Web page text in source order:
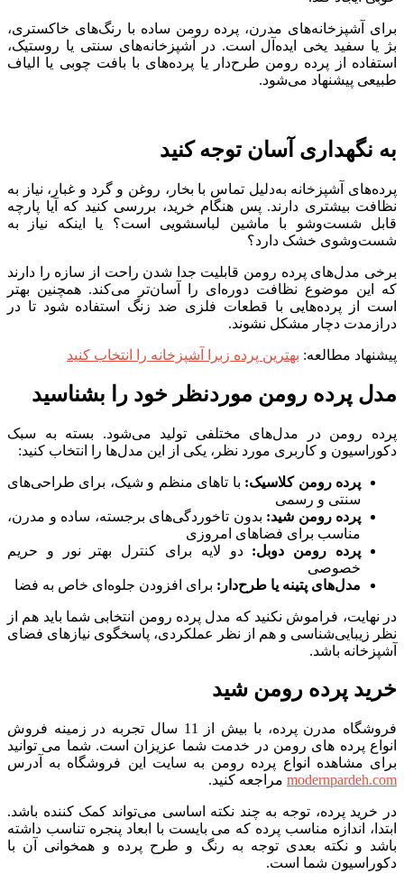
برای آشپزخانه‌های مدرن، پرده رومن ساده با رنگ‌های خاکستری،
بژ یا سفید یخی ایده‌آل است. در آشپزخانه‌های سنتی یا روستیک،
استفاده از پرده رومن طرح‌دار یا پرده‌های با بافت چوبی یا الیاف
طبیعی پیشنهاد می‌شود.
به نگهداری آسان توجه کنید
پرده‌های آشپزخانه به‌دلیل تماس با بخار، روغن و گرد و غبار، نیاز به
نظافت بیشتری دارند. پس هنگام خرید، بررسی کنید که آیا پارچه
قابل شست‌وشو با ماشین لباسشویی است؟ یا اینکه نیاز به
شست‌وشوی خشک دارد؟
برخی مدل‌های پرده رومن قابلیت جدا شدن راحت از سازه را دارند
که این موضوع نظافت دوره‌ای را آسان‌تر می‌کند. همچنین بهتر
است از پرده‌هایی با قطعات فلزی ضد زنگ استفاده شود تا در
درازمدت دچار مشکل نشوند.
پیشنهاد مطالعه: بهترین پرده زبرا آشپزخانه را انتخاب کنید
مدل پرده رومن موردنظر خود را بشناسید
پرده رومن در مدل‌های مختلفی تولید می‌شود. بسته به سبک
دکوراسیون و کاربری مورد نظر، یکی از این مدل‌ها را انتخاب کنید:
پرده رومن کلاسیک: با تاهای منظم و شیک، برای طراحی‌های
سنتی و رسمی
پرده رومن شید: بدون تاخوردگی‌های برجسته، ساده و مدرن،
مناسب برای فضاهای امروزی
پرده رومن دوبل: دو لایه برای کنترل بهتر نور و حریم
خصوصی
مدل‌های پتینه یا طرح‌دار: برای افزودن جلوه‌ای خاص به فضا
در نهایت، فراموش نکنید که مدل پرده رومن انتخابی شما باید هم از
نظر زیبایی‌شناسی و هم از نظر عملکردی، پاسخگوی نیازهای فضای
آشپزخانه باشد.
خرید پرده رومن شید
فروشگاه مدرن پرده، با بیش از 11 سال تجربه در زمینه فروش
انواع پرده های رومن در خدمت شما عزیزان است. شما می توانید
برای مشاهده انواع پرده رومن به سایت این فروشگاه به آدرس
modernpardeh.com مراجعه کنید.
در خرید پرده، توجه به چند نکته اساسی می‌تواند کمک کننده باشد.
ابتدا، اندازه مناسب پرده که می بایست با ابعاد پنجره تناسب داشته
باشد و نکته بعدی توجه به رنگ و طرح پرده و همخوانی آن با
دکوراسیون شما است.